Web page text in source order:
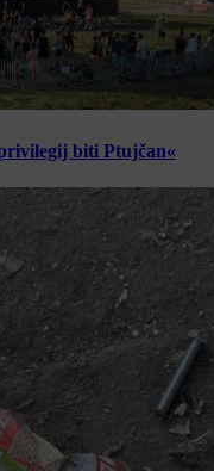
biti Ptujčan«